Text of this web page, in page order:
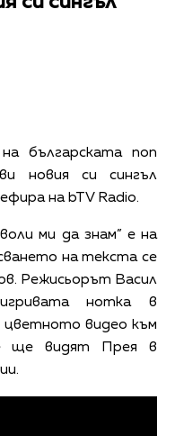
българската поп
новия си сингъл
на bTV Radio.
ми да знам” е на
на текста се
Режисьорът Васил
нотка в
цветното видео към
ще видят Прея в